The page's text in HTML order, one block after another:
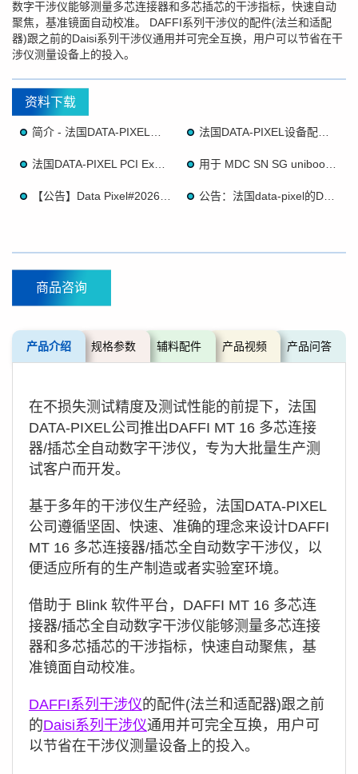
数字干涉仪能够测量多芯连接器和多芯插芯的干涉指标，快速自动
聚焦，基准镜面自动校准。 DAFFI系列干涉仪的配件(法兰和适配
器)跟之前的Daisi系列干涉仪通用并可完全互换，用户可以节省在干
涉仪测量设备上的投入。
资料下载
商品咨询
产品介绍 规格参数 辅料配件 产品视频 产品问答
在不损失测试精度及测试性能的前提下，法国
DATA-PIXEL公司推出DAFFI MT 16 多芯连接
器/插芯全自动数字干涉仪，专为大批量生产测
试客户而开发。
基于多年的干涉仪生产经验，法国DATA-PIXEL
公司遵循坚固、快速、准确的理念来设计DAFFI
MT 16 多芯连接器/插芯全自动数字干涉仪，以
便适应所有的生产制造或者实验室环境。
借助于 Blink 软件平台，DAFFI MT 16 多芯连
接器/插芯全自动数字干涉仪能够测量多芯连接
器和多芯插芯的干涉指标，快速自动聚焦，基
准镜面自动校准。
DAFFI系列干涉仪的配件(法兰和适配器)跟之前
的Daisi系列干涉仪通用并可完全互换，用户可
以节省在干涉仪测量设备上的投入。